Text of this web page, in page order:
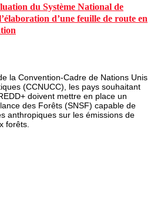
du Système National de
d’une feuille de route en
la Convention-Cadre de Nations Unis
(CCNUCC), les pays souhaitant
doivent mettre en place un
des Forêts (SNSF) capable de
anthropiques sur les émissions de
forêts.